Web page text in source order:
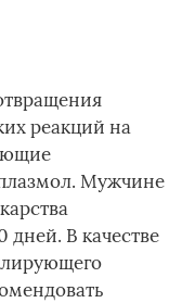
реакций на
Мужчине
дней. В качестве